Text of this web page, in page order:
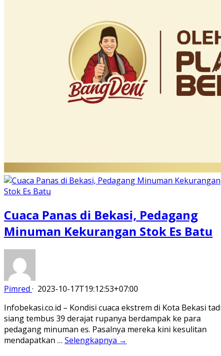
Cuaca Panas di Bekasi, Pedagang
Minuman Kekurangan Stok Es Batu
Pimred · 2023-10-17T19:12:53+07:00
Infobekasi.co.id – Kondisi cuaca ekstrem di Kota Bekasi
siang tembus 39 derajat rupanya berdampak ke para
pedagang minuman es. Pasalnya mereka kini kesulitan
mendapatkan … Selengkapnya →